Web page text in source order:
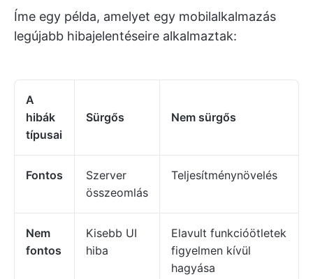
Íme egy példa, amelyet egy mobilalkalmazás
legújabb hibajelentéseire alkalmaztak:
A
hibák
típusai
Sürgős Nem sürgős
Fontos
Szerver
összeomlás
Teljesítménynövelés
Nem
fontos
Kisebb UI
hiba
Elavult funkcióötletek
figyelmen kívül
hagyása